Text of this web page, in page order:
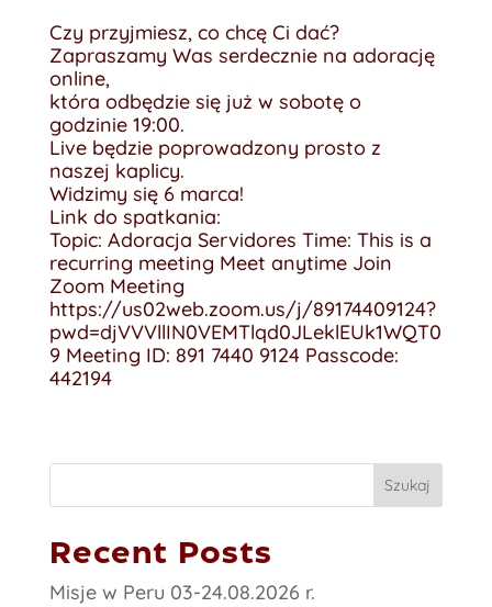
Czy przyjmiesz, co chcę Ci dać?
Zapraszamy Was serdecznie na adorację
online,
która odbędzie się już w sobotę o
godzinie 19:00.
Live będzie poprowadzony prosto z
naszej kaplicy.
Widzimy się 6 marca!
Link do spatkania:
Topic: Adoracja Servidores Time: This is a
recurring meeting Meet anytime Join
Zoom Meeting
https://us02web.zoom.us/j/89174409124?
pwd=djVVVllIN0VEMTlqd0JLeklEUk1WQT0
9 Meeting ID: 891 7440 9124 Passcode:
442194
Szukaj
Recent Posts
Misje w Peru 03-24.08.2026 r.